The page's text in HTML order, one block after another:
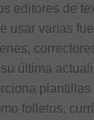
editores de
usar varias
última
folletos,